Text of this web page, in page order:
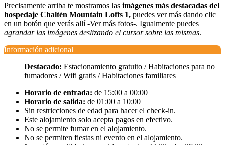
Precisamente arriba te mostramos las imágenes más destacadas del
hospedaje Chaltén Mountain Lofts 1, puedes ver más dando clic
en un botón que verás allí -Ver más fotos-. Igualmente puedes
agrandar las imágenes deslizando el cursor sobre las mismas.
Información adicional
Destacado: Estacionamiento gratuito / Habitaciones para no
fumadores / Wifi gratis / Habitaciones familiares
Horario de entrada: de 15:00 a 00:00
Horario de salida: de 01:00 a 10:00
Sin restricciones de edad para hacer el check-in.
Este alojamiento solo acepta pagos en efectivo.
No se permite fumar en el alojamiento.
No se permiten fiestas ni evento en el alojamiento.